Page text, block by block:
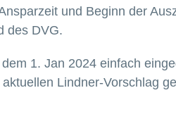
und Beginn der
des DVG.
1. Jan 2024 einfach
Lindner-Vorschlag